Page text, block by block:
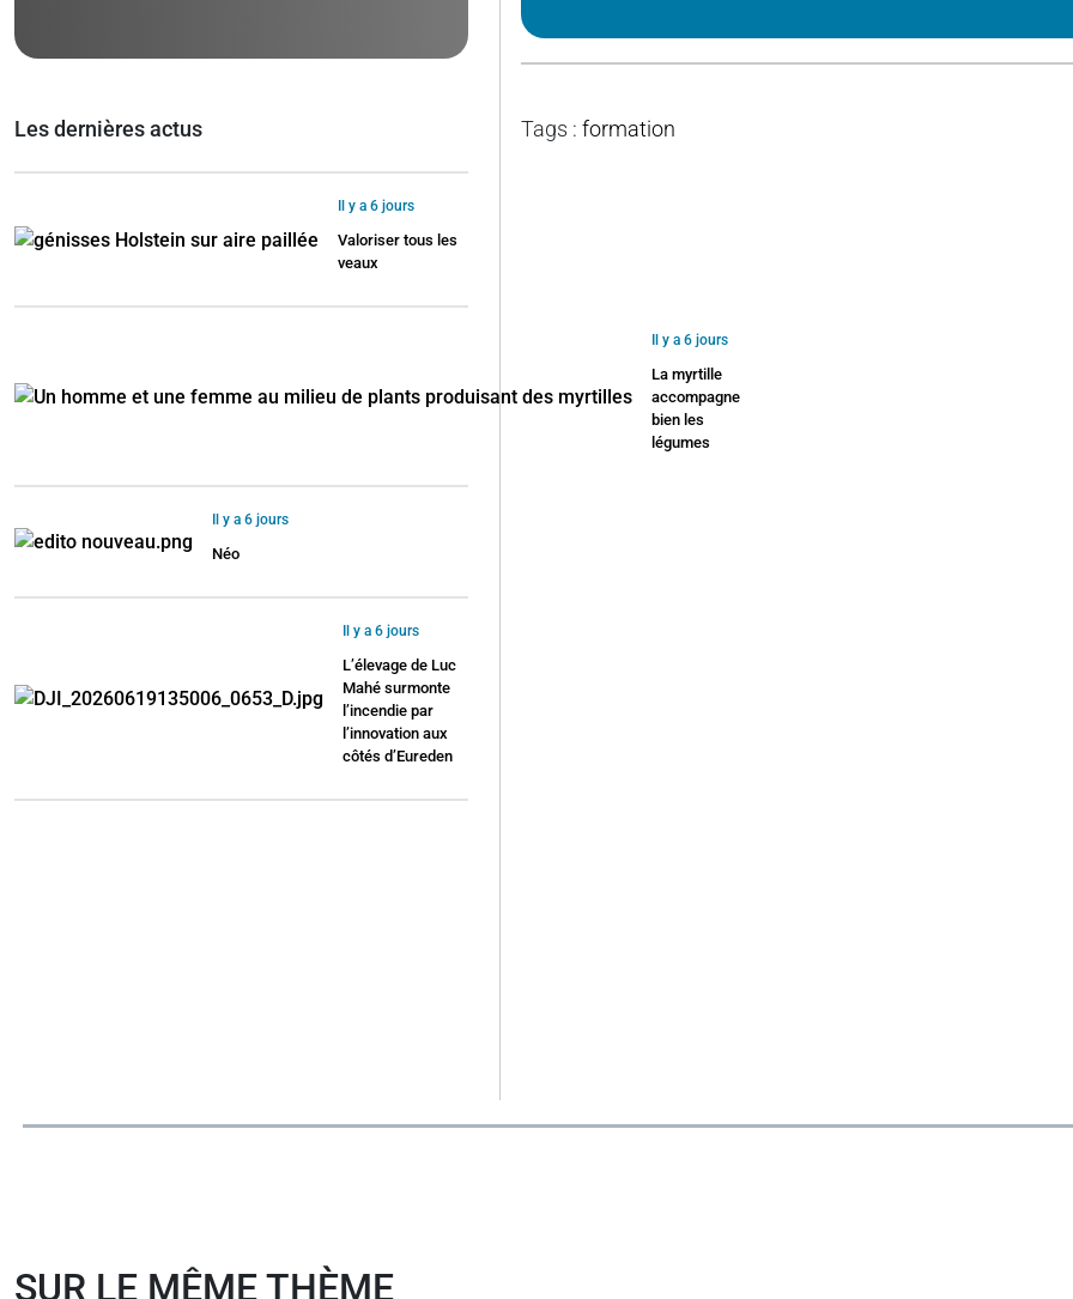
Tags :formation
Les dernières actus
Il y a 6 jours
Valoriser tous les
veaux
Il y a 6 jours
La myrtille
accompagne
bien les
légumes
Il y a 6 jours
Néo
Il y a 6 jours
L’élevage de Luc
Mahé surmonte
l’incendie par
l’innovation aux
côtés d’Eureden
SUR LE MÊME THÈME